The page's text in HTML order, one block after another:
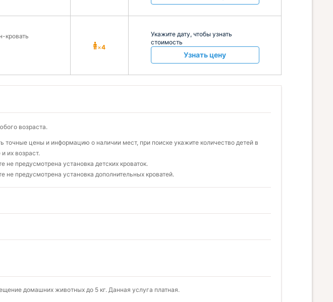
кровать
×4
Укажите дату, чтобы узнать
стоимость
Узнать цену
возраста.
точные цены и информацию о наличии мест, при поиске укажите количество детей в
их возраст.
не предусмотрена установка детских кроваток.
не предусмотрена установка дополнительных кроватей.
домашних животных до 5 кг. Данная услуга платная.